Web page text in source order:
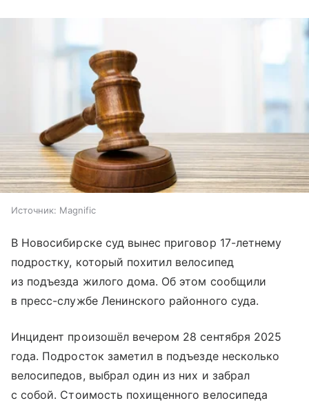
Источник: Magnific
В Новосибирске суд вынес приговор 17-летнему
подростку, который похитил велосипед
из подъезда жилого дома. Об этом сообщили
в пресс-службе Ленинского районного суда.
Инцидент произошёл вечером 28 сентября 2025
года. Подросток заметил в подъезде несколько
велосипедов, выбрал один из них и забрал
с собой. Стоимость похищенного велосипеда